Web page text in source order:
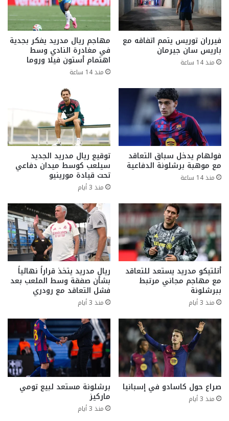
فيرران توريس يتمم اتفاقه مع
باريس سان جيرمان
منذ 14 ساعة
مهاجم ريال مدريد يفكر بجدية
في مغادرة النادي وسط
اهتمام أستون فيلا وروما
منذ 14 ساعة
فولهام يدخل سباق التعاقد
مع موهبة برشلونة الدفاعية
منذ 14 ساعة
توقيع ريال مدريد الجديد
سيلعب كوسط ميدان دفاعي
تحت قيادة مورينيو
منذ 3 أيام
أتلتيكو مدريد يستعد للتعاقد
مع مهاجم مجاني مرتبط
ببرشلونة
منذ 3 أيام
ريال مدريد يتخذ قراراً نهائياً
بشأن صفقة وسط الملعب بعد
فشل التعاقد مع رودري
منذ 3 أيام
صراع حول كاسادو في إسبانيا
منذ 3 أيام
برشلونة مستعد لبيع تومي
ماركيز
منذ 3 أيام